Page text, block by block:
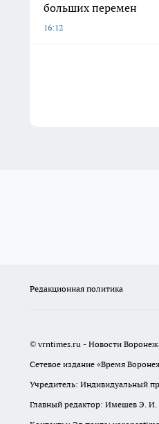
больших перемен
16:12
Редакционная политика
© vrntimes.ru - Новости
Сетевое издание «Время
Учредитель: Индивидуальный
Главный редактор: Имешев Э. И.